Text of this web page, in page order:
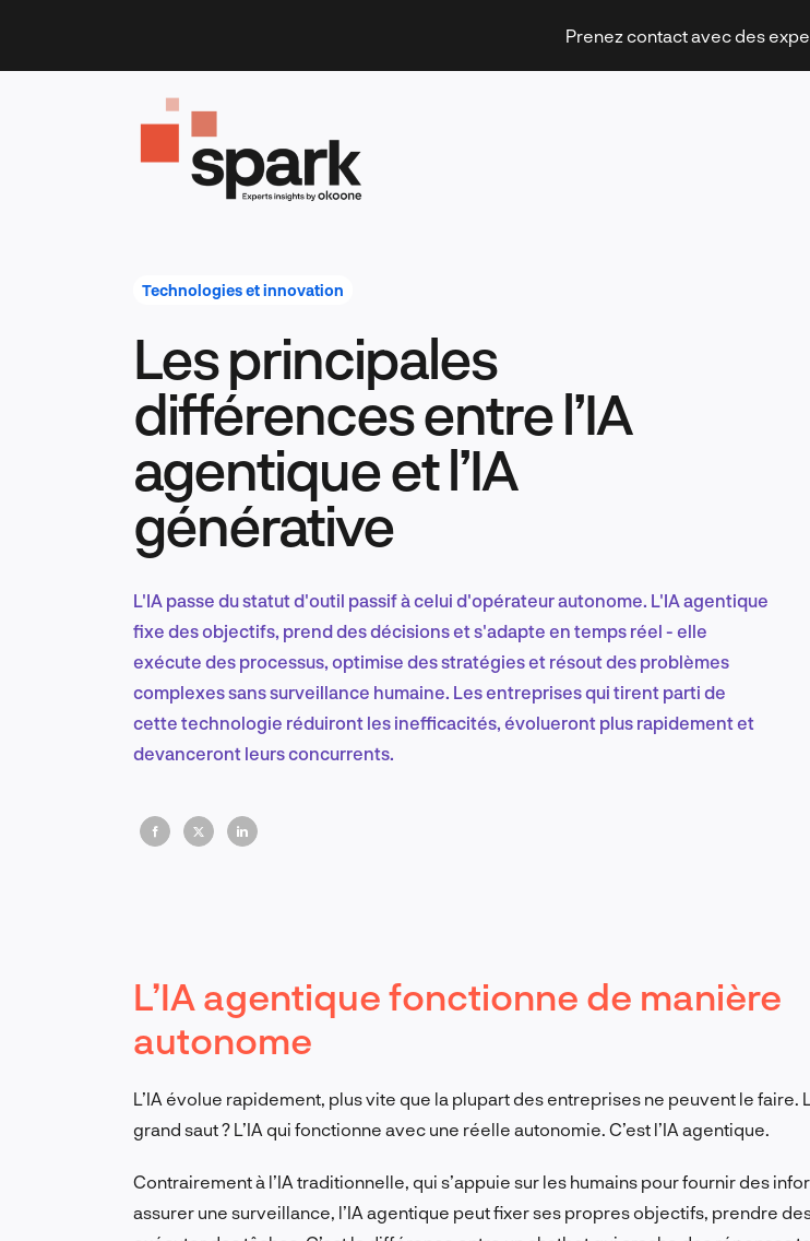
content
Prenez contact avec des
Recherche et
FR
Technologies et innovation
Les principales
différences entre l’IA
agentique et l’IA
générative
L'IA passe du statut d'outil passif à celui d'opérateur autonome. L'IA agentique
fixe des objectifs, prend des décisions et s'adapte en temps réel - elle
exécute des processus, optimise des stratégies et résout des problèmes
complexes sans surveillance humaine. Les entreprises qui tirent parti de
cette technologie réduiront les inefficacités, évolueront plus rapidement et
devanceront leurs concurrents.
L’IA agentique fonctionne de manière
autonome
L’IA évolue rapidement, plus vite que la plupart des entreprises ne peuvent le faire.
grand saut ? L’IA qui fonctionne avec une réelle autonomie. C’est l’IA agentique.
Contrairement à l’IA traditionnelle, qui s’appuie sur les humains pour fournir des
assurer une surveillance, l’IA agentique peut fixer ses propres objectifs, prendre